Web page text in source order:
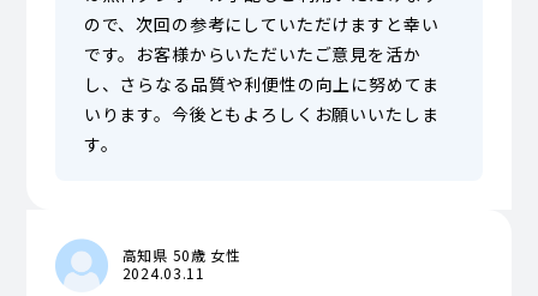
ので、次回の参考にしていただけますと幸い
です。お客様からいただいたご意見を活か
し、さらなる品質や利便性の向上に努めてま
いります。今後ともよろしくお願いいたしま
す。
高知県 50歳 女性
2024.03.11